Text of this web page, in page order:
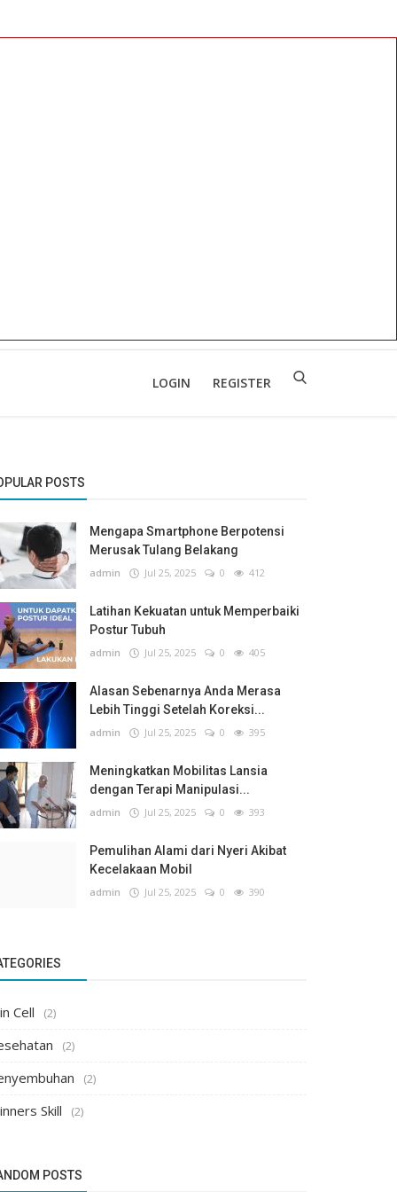
LOGIN REGISTER
POSTS
Mengapa Smartphone Berpotensi
Merusak Tulang Belakang
admin Jul 25, 2025 0 412
Latihan Kekuatan untuk Memperbaiki
Postur Tubuh
admin Jul 25, 2025 0 405
Alasan Sebenarnya Anda Merasa
Lebih Tinggi Setelah Koreksi...
admin Jul 25, 2025 0 395
Meningkatkan Mobilitas Lansia
dengan Terapi Manipulasi...
admin Jul 25, 2025 0 393
Pemulihan Alami dari Nyeri Akibat
Kecelakaan Mobil
admin Jul 25, 2025 0 390
Cell (2)
(2)
(2)
Skill (2)
POSTS